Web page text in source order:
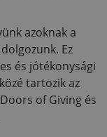
azoknak a
Ez
és jótékonysági
tartozik az
of Giving és